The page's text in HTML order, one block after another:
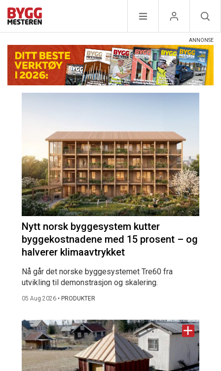
Nytt norsk byggesystem kutter
byggekostnadene med 15 prosent – og
halverer klimaavtrykket
Nå går det norske byggesystemet Tre60 fra
utvikling til demonstrasjon og skalering.
05 Aug 2026 • PRODUKTER